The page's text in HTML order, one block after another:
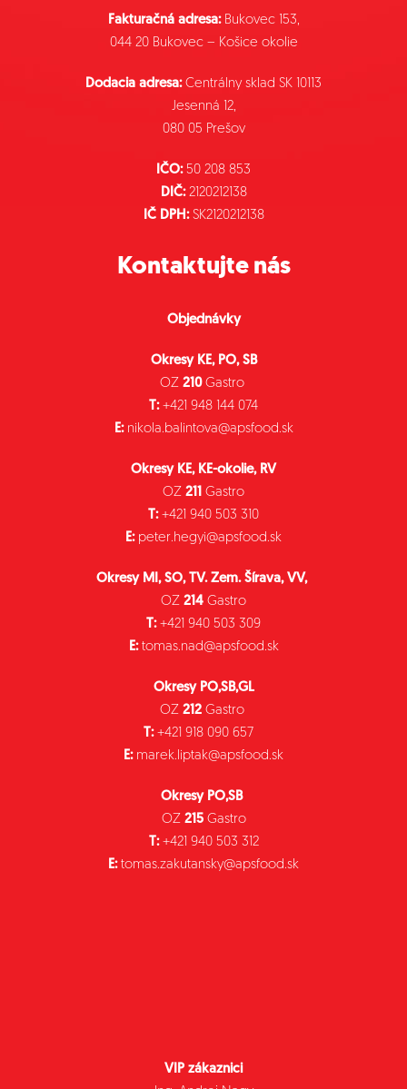
Fakturačná adresa:Bukovec 153,
044 20 Bukovec – Košice okolie
Dodacia adresa:Centrálny sklad SK 10113
Jesenná 12,
080 05 Prešov
IČO:50 208 853
DIČ:2120212138
IČ DPH:SK2120212138
Kontaktujte nás
Objednávky
Okresy KE, PO, SB
OZ 210Gastro
T: +421 948 144 074
E: nikola.balintova@apsfood.sk
Okresy KE, KE-okolie, RV
OZ 211 Gastro
T:+421 940 503 310
E:peter.hegyi@apsfood.sk
Okresy MI, SO, TV. Zem. Šírava, VV,
OZ 214 Gastro
T:+421 940 503 309
E:tomas.nad@apsfood.sk
Okresy PO,SB,GL
OZ 212Gastro
T: +421 918 090 657
E: marek.liptak@apsfood.sk
Okresy PO,SB
OZ 215Gastro
T:+421 940 503 312
E:tomas.zakutansky@apsfood.sk
VIP zákaznici